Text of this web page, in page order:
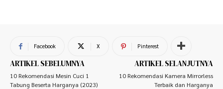
Facebook X Pinterest
ARTIKEL SEBELUMNYA
10 Rekomendasi Mesin Cuci 1
Tabung Beserta Harganya (2023)
ARTIKEL SELANJUTNYA
10 Rekomendasi Kamera Mirrorless
Terbaik dan Harganya